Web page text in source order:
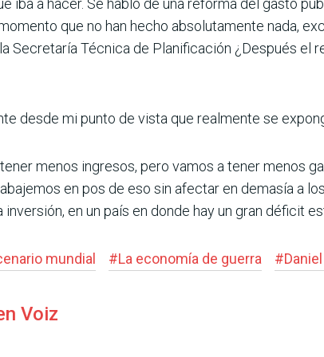
que no han hecho absolutamente nada,
Secretaría Técnica de Planificación ¿Después el
desde mi punto de vista que realmente se
menos ingre­sos, pero vamos a tener menos
en pos de eso sin afectar en demasía a
en un país en donde hay un gran déficit
mundial #La economía de guerra #
Voiz